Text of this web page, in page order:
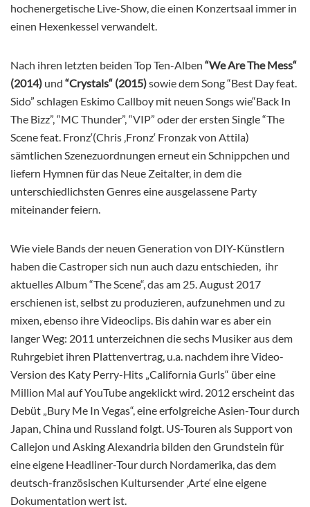
hochenergetische Live-Show, die einen Konzertsaal immer in
einen Hexenkessel verwandelt.
Nach ihren letzten beiden Top Ten-Alben “We Are The Mess“
(2014) und “Crystals“ (2015)sowie dem Song “Best Day feat.
Sido” schlagen Eskimo Callboy mit neuen Songs wie“Back In
The Bizz”, “MC Thunder”, “VIP” oder der ersten Single “The
Scene feat. Fronz‘(Chris ‚Fronz‘ Fronzak von Attila)
sämtlichen Szenezuordnungen erneut ein Schnippchen und
liefern Hymnen für das Neue Zeitalter, in dem die
unterschiedlichsten Genres eine ausgelassene Party
miteinander feiern.
Wie viele Bands der neuen Generation von DIY-Künstlern
haben die Castroper sich nun auch dazu entschieden, ihr
aktuelles Album “The Scene“, das am 25. August 2017
erschienen ist, selbst zu produzieren, aufzunehmen und zu
mixen, ebenso ihre Videoclips. Bis dahin war es aber ein
langer Weg: 2011 unterzeichnen die sechs Musiker aus dem
Ruhrgebiet ihren Plattenvertrag, u.a. nachdem ihre Video-
Version des Katy Perry-Hits „California Gurls“ über eine
Million Mal auf YouTube angeklickt wird. 2012 erscheint das
Debüt „Bury Me In Vegas“, eine erfolgreiche Asien-Tour durch
Japan, China und Russland folgt. US-Touren als Support von
Callejon und Asking Alexandria bilden den Grundstein für
eine eigene Headliner-Tour durch Nordamerika, das dem
deutsch-französischen Kultursender ‚Arte‘ eine eigene
Dokumentation wert ist.